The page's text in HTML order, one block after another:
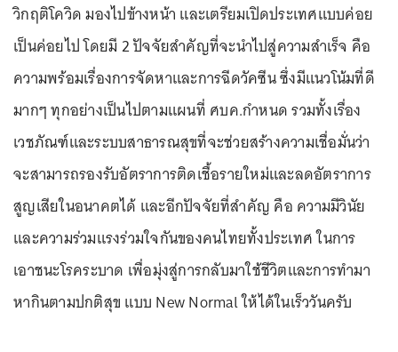
วิกฤติโควิด มองไปข้างหน้า และเตรียมเปิดประเทศแบบค่อย
เป็นค่อยไป โดยมี 2 ปัจจัยสำคัญที่จะนำไปสู่ความสำเร็จ คือ
ความพร้อมเรื่องการจัดหาและการฉีดวัคซีน ซึ่งมีแนวโน้มที่ดี
มากๆ ทุกอย่างเป็นไปตามแผนที่ ศบค.กำหนด รวมทั้งเรื่อง
เวชภัณฑ์และระบบสาธารณสุขที่จะช่วยสร้างความเชื่อมั่นว่า
จะสามารถรองรับอัตราการติดเชื้อรายใหม่และลดอัตราการ
สูญเสียในอนาคตได้ และอีกปัจจัยที่สำคัญ คือ ความมีวินัย
และความร่วมแรงร่วมใจกันของคนไทยทั้งประเทศ ในการ
เอาชนะโรคระบาด เพื่อมุ่งสู่การกลับมาใช้ชีวิตและการทำมา
หากินตามปกติสุข แบบ New Normal ให้ได้ในเร็ววันครับ